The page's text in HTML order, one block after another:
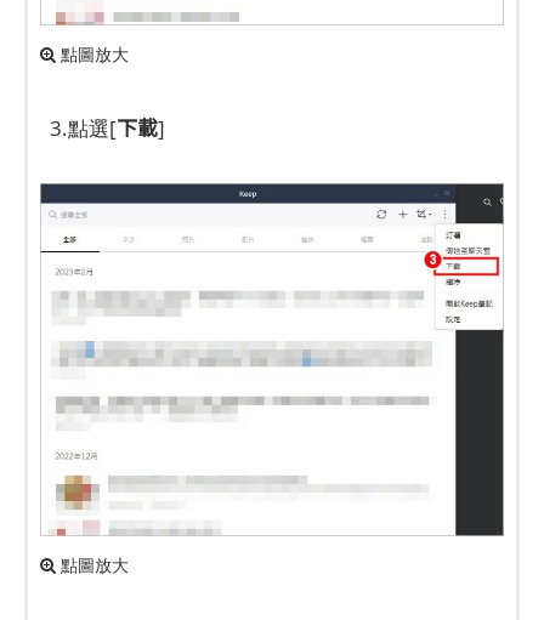
點圖放大
3.點選[下載]
點圖放大